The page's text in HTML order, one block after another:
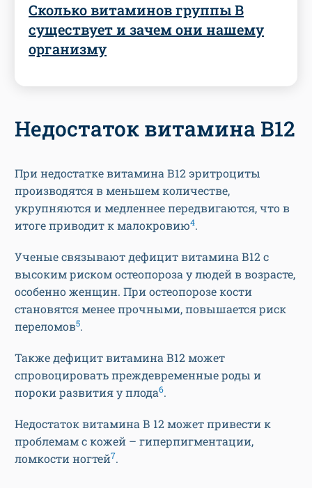
Сколько витаминов группы B
существует и зачем они нашему
организму
Недостаток витамина B12
При недостатке витамина В12 эритроциты
производятся в меньшем количестве,
укрупняются и медленнее передвигаются, что в
итоге приводит к малокровию4.
Ученые связывают дефицит витамина В12 с
высоким риском остеопороза у людей в возрасте,
особенно женщин. При остеопорозе кости
становятся менее прочными, повышается риск
переломов5.
Также дефицит витамина В12 может
спровоцировать преждевременные роды и
пороки развития у плода6.
Недостаток витамина В 12 может привести к
проблемам с кожей – гиперпигментации,
ломкости ногтей7.